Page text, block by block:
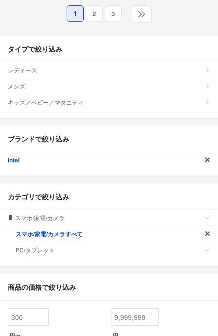
1 2 3 …
タイプで絞り込み
レディース
メンズ
キッズ／ベビー／マタニティ
ブランドで絞り込み
intel
カテゴリで絞り込み
スマホ/家電/カメラ
スマホ/家電/カメラすべて
PC/タブレット
商品の価格で絞り込み